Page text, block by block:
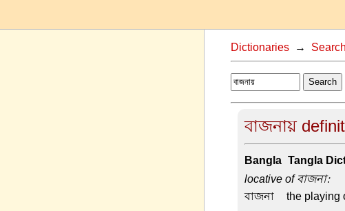
Dictionaries→ Search
Search
বাজনায়
Bangla-Tangla
locative of বাজনা:
বাজনা – the playing